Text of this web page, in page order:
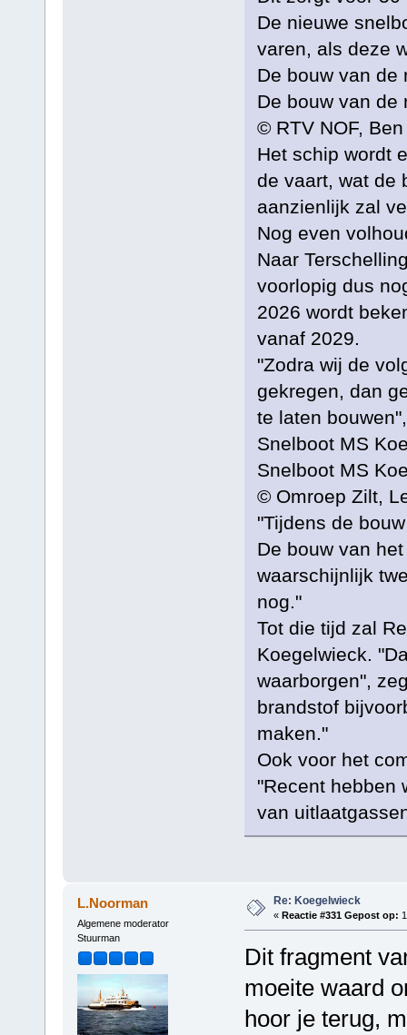
De nieuwe
varen, als deze
De bouw van de
De bouw van de
© RTV NOF,
Het schip wordt
de vaart, wat de
aanzienlijk zal
Nog even
Naar
voorlopig dus
2026 wordt
vanaf 2029.
"Zodra wij de
gekregen, dan
te laten
Snelboot MS
Snelboot MS
© Omroep Zilt,
"Tijdens de
De bouw van
waarschijnlijk
nog."
Tot die tijd zal
Koegelwieck.
waarborgen",
brandstof
maken."
Ook voor het
"Recent hebben
van
L.Noorman
Algemene moderator
Stuurman
Re: Koegelwieck
« Reactie #331 Gepost op:
Dit fragment
moeite waard
hoor je terug,